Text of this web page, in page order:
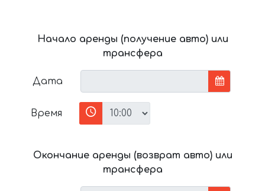
Начало аренды (получение авто) или
трансфера
Дата
Время
Окончание аренды (возврат авто) или
трансфера